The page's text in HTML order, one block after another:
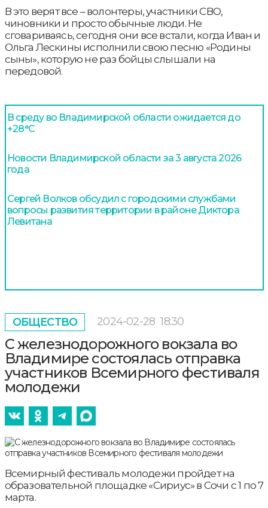
В это верят все – волонтеры, участники СВО,
чиновники и просто обычные люди. Не
сговариваясь, сегодня они все встали, когда Иван и
Ольга Лескины исполнили свою песню «Родины
сыны», которую не раз бойцы слышали на
передовой.
В среду во Владимирской области ожидается до
+28°С
Новости Владимирской области за 3 августа 2026
года
Сергей Волков обсудил с городскими службами
вопросы развития территории в районе Диктора
Левитана
ОБЩЕСТВО 2024-02-28 18:30
С железнодорожного вокзала во
Владимире состоялась отправка
участников Всемирного фестиваля
молодежи
Всемирный фестиваль молодежи пройдет на
образовательной площадке «Сириус» в Сочи с 1 по 7
марта.